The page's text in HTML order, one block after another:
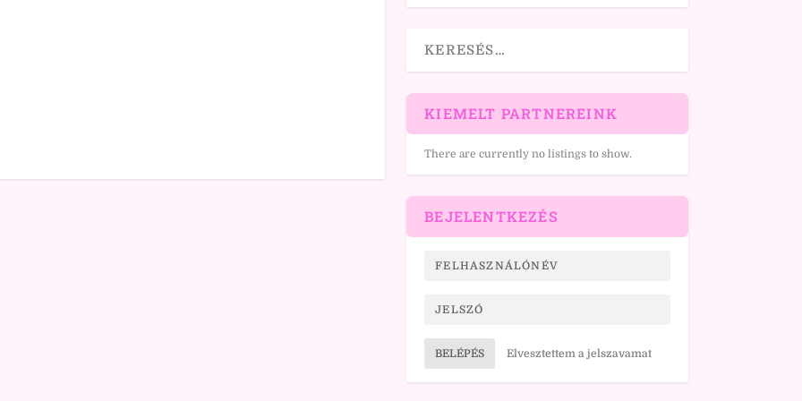
KIEMELT PARTNEREINK
There are currently no listings to show.
BEJELENTKEZÉS
BELÉPÉS Elvesztettem a jelszavamat